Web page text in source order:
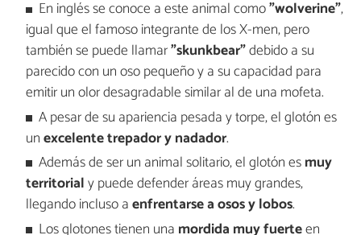
En inglés se conoce a este animal como"wolverine",
igual que el famoso integrante de los X-men, pero
también se puede llamar"skunkbear"debido a su
parecido con un oso pequeño y a su capacidad para
emitir un olor desagradable similar al de una mofeta.
A pesar de su apariencia pesada y torpe, el glotón es
unexcelente trepador y nadador.
Además de ser un animal solitario, el glotón esmuy
territorialy puede defender áreas muy grandes,
llegando incluso aenfrentarse a osos y lobos.
Los glotones tienen una mordida muy fuerteen